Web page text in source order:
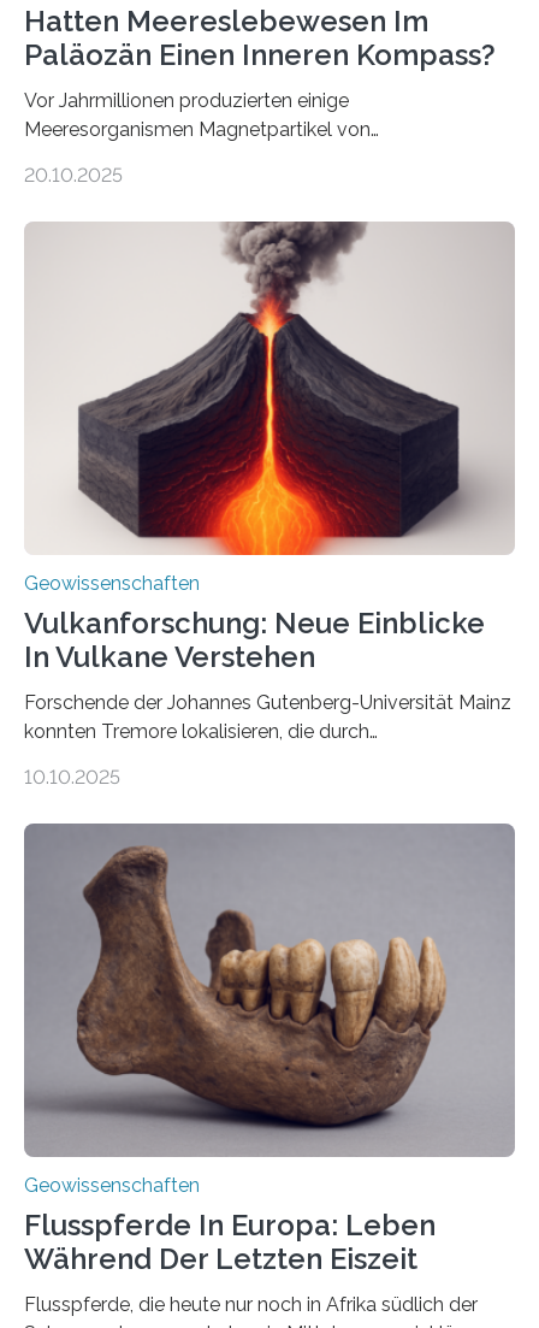
Hatten Meereslebewesen Im
Paläozän Einen Inneren Kompass?
Vor Jahrmillionen produzierten einige
Meeresorganismen Magnetpartikel von
Sedimenten zu finden sind. Nun ist es einem
Domänen auf einem dieser „Riesenmagnetfossilien” mit
einer raffinierten Methode an der Diamond-
Röntgenquelle zu kartieren. Ihre Analyse zeigt, dass
diese Partikel es den Organismen ermöglicht haben
könnten, winzige Schwankungen sowohl in der
Richtung als auch in der Intensität des Erdmagnetfelds
wahrzunehmen. Dadurch konnten sie sich verorten und
über den Ozean navigieren. Vor einigen Jahren…
20.10.2025
Geowissenschaften
Vulkanforschung: Neue Einblicke
In Vulkane Verstehen
Forschende der Johannes Gutenberg-Universität Mainz
konnten Tremore lokalisieren, die durch
Vulkan? Was passiert in der Erde darunter? Wo
erzeugt durch Magma oder Gase, die sich durch
Schlote einen Weg nach oben bahnen? Jun.-Prof. Dr.
Miriam Christina Reiss, Vulkanseismologin an der
Johannes Gutenberg-Universität Mainz (JGU), und ihr
Team haben am Vulkan Oldoinyo Lengai in Tansania
solche Tremore lokalisiert. „Wir konnten die Tremore
nicht nur nachweisen, sondern ihren Ort in…
10.10.2025
Geowissenschaften
Flusspferde In Europa: Leben
Während Der Letzten Eiszeit
Flusspferde, die heute nur noch in Afrika südlich der